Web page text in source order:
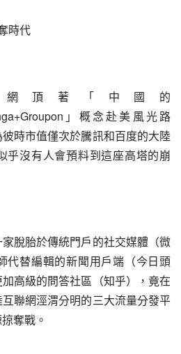
時代
頂著「中國的
」概念赴美風光路
時市值僅次於騰訊和百度的大陸
乎沒有人會預料到這座高塔的崩
脫胎於傳統門戶的社交媒體（微
代替編輯的新聞用戶端（今日頭
高級的問答社區（知乎），竟在
聯網涇渭分明的三大流量分發平
奪戰。